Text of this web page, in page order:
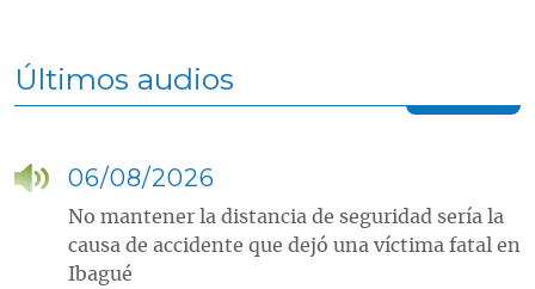
Últimos audios
06/08/2026
No mantener la distancia de seguridad sería la
causa de accidente que dejó una víctima fatal en
Ibagué